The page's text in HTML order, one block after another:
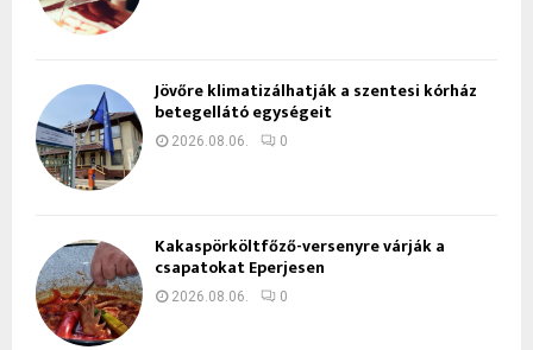
Jövőre klimatizálhatják a szentesi kórház
betegellátó egységeit
2026.08.06. 0
Kakaspörköltfőző-versenyre várják a
csapatokat Eperjesen
2026.08.06. 0